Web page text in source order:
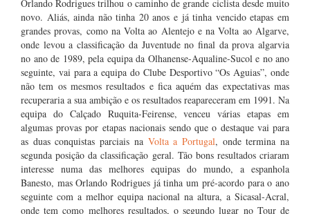
Orlando Rodrigues trilhou o caminho de grande ciclista desde muito
novo. Aliás, ainda não tinha 20 anos e já tinha vencido etapas em
grandes provas, como na Volta ao Alentejo e na Volta ao Algarve,
onde levou a classificação da Juventude no final da prova algarvia
no ano de 1989, pela equipa da Olhanense-Aqualine-Sucol e no ano
seguinte, vai para a equipa do Clube Desportivo “Os Aguias”, onde
não tem os mesmos resultados e fica aquém das expectativas mas
recuperaria a sua ambição e os resultados reapareceram em 1991. Na
equipa do Calçado Ruquita-Feirense, venceu várias etapas em
algumas provas por etapas nacionais sendo que o destaque vai para
as duas conquistas parciais na Volta a Portugal, onde termina na
segunda posição da classificação geral. Tão bons resultados criaram
interesse numa das melhores equipas do mundo, a espanhola
Banesto, mas Orlando Rodrigues já tinha um pré-acordo para o ano
seguinte com a melhor equipa nacional na altura, a Sicasal-Acral,
onde tem como melhores resultados, o segundo lugar no Tour de